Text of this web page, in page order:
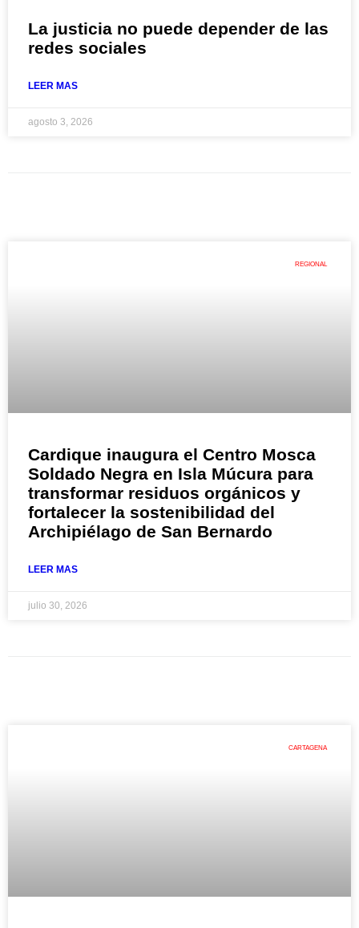
La justicia no puede depender de las
redes sociales
LEER MAS
agosto 3, 2026
REGIONAL
Cardique inaugura el Centro Mosca
Soldado Negra en Isla Múcura para
transformar residuos orgánicos y
fortalecer la sostenibilidad del
Archipiélago de San Bernardo
LEER MAS
julio 30, 2026
CARTAGENA